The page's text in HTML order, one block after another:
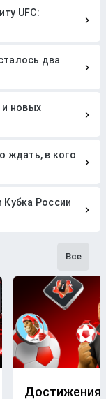
UFC:
два
и новых
ждать, в кого
Кубка России
Все
Достижения